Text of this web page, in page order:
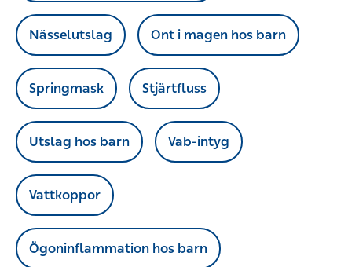
Nässelutslag Ont i magen hos barn
Springmask Stjärtfluss
Utslag hos barn Vab-intyg
Vattkoppor
Ögoninflammation hos barn